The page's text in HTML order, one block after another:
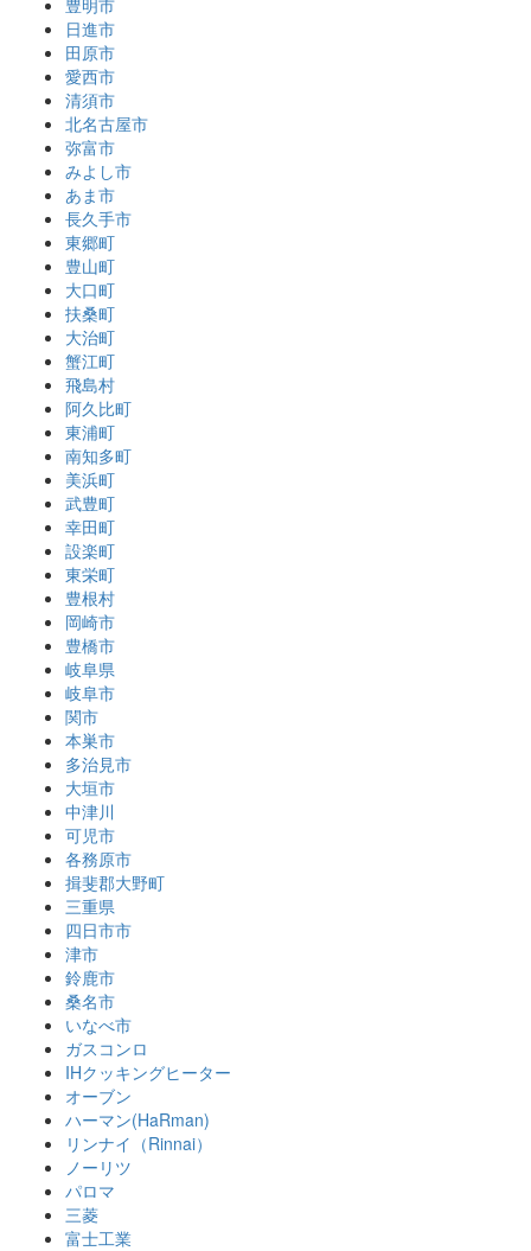
日進市
田原市
愛西市
清須市
北名古屋市
弥富市
みよし市
あま市
長久手市
東郷町
豊山町
大口町
扶桑町
大治町
蟹江町
飛島村
阿久比町
東浦町
南知多町
美浜町
武豊町
幸田町
設楽町
東栄町
豊根村
岡崎市
豊橋市
岐阜県
岐阜市
関市
本巣市
多治見市
大垣市
中津川
可児市
各務原市
揖斐郡大野町
三重県
四日市市
津市
鈴鹿市
桑名市
いなべ市
ガスコンロ
IHクッキングヒーター
オーブン
ハーマン(HaRman)
リンナイ（Rinnai）
ノーリツ
パロマ
三菱
富士工業